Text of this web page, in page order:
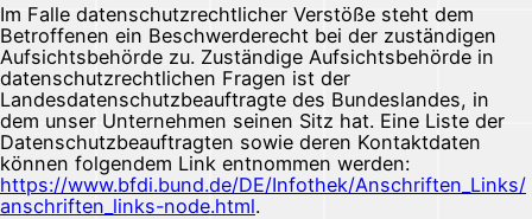
Im Falle datenschutzrechtlicher Verstöße steht dem
Betroffenen ein Beschwerderecht bei der zuständigen
Aufsichtsbehörde zu. Zuständige Aufsichtsbehörde in
datenschutzrechtlichen Fragen ist der
Landesdatenschutzbeauftragte des Bundeslandes, in
dem unser Unternehmen seinen Sitz hat. Eine Liste der
Datenschutzbeauftragten sowie deren Kontaktdaten
können folgendem Link entnommen werden:
https://www.bfdi.bund.de/DE/Infothek/Anschriften_Links/
anschriften_links-node.html.